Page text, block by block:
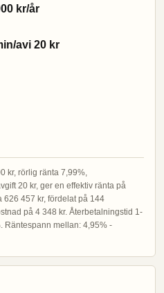
kr/år
avi 20 kr
kr, rörlig ränta 7,99%,
20 kr, ger en effektiv ränta på
626 457 kr, fördelat på 144
på 4 348 kr. Återbetalningstid 1-
Räntespann mellan: 4,95% -